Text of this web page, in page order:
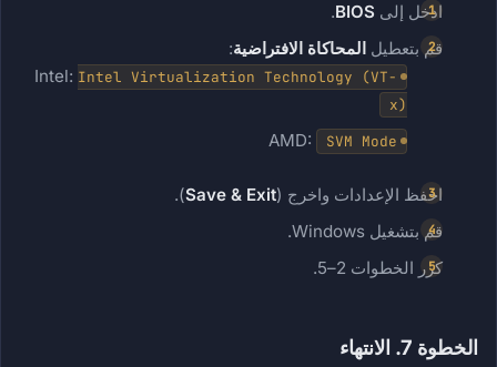
ادخل إلى BIOS
.
قم بتعطيل المحاكاة الافتراضية:
Intel: Intel Virtualization Technology (VT-
x)
AMD: SVM Mode
احفظ الإعدادات واخرج (Save & Exit
).
قم بتشغيل Windows.
كرر الخطوات 2–5.
الخطوة 7. الانتهاء